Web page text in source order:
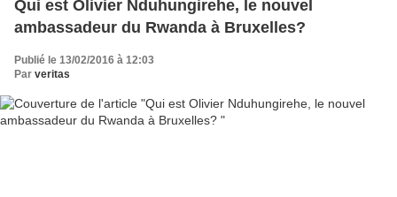
Qui est Olivier Nduhungirehe, le nouvel
ambassadeur du Rwanda à Bruxelles?
Publié le 13/02/2016 à 12:03
Par veritas